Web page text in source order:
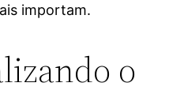
importam.
o